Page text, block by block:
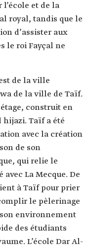
et de la
royal, tandis que le
d’assister aux
le roi Fayçal ne
de la ville
de la ville de Taïf.
construit en
Taïf a été
avec la création
de son
qui relie le
La Mecque. De
à Taïf pour prier
le pèlerinage
environnement
des étudiants
L’école Dar Al-